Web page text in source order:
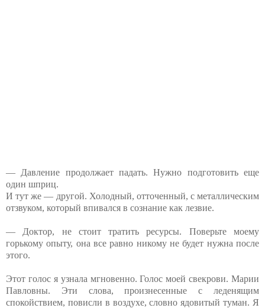
— Давление продолжает падать. Нужно подготовить еще
один шприц.
И тут же — другой. Холодный, отточенный, с металлическим
отзвуком, который впивался в сознание как лезвие.
— Доктор, не стоит тратить ресурсы. Поверьте моему
горькому опыту, она все равно никому не будет нужна после
этого.
Этот голос я узнала мгновенно. Голос моей свекрови. Марии
Павловны. Эти слова, произнесенные с леденящим
спокойствием, повисли в воздухе, словно ядовитый туман. Я